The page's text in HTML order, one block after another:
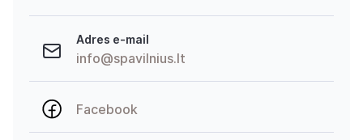
Adres e-mail
info@spavilnius.lt
Facebook